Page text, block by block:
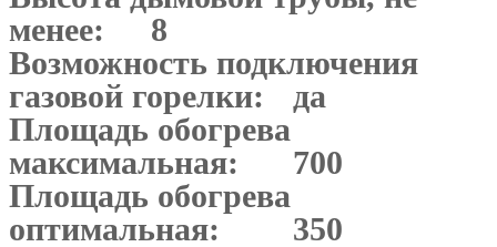
менее:
8
Возможность подключения
газовой горелки:
да
Площадь обогрева
максимальная:
700
Площадь обогрева
оптимальная:
350